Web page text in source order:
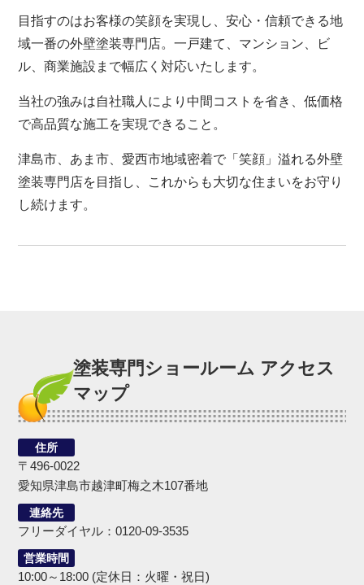
目指すのはお客様の笑顔を実現し、安心・信頼できる地
域一番の外壁塗装専門店。一戸建て、マンション、ビ
ル、商業施設まで幅広く対応いたします。
当社の強みは自社職人により中間コストを省き、低価格
で高品質な施工を実現できること。
津島市、あま市、愛西市地域密着で「笑顔」溢れる外壁
塗装専門店を目指し、これからも大切な住まいをお守り
し続けます。
塗装専門ショールーム アクセス
マップ
住所
〒496-0022
愛知県津島市越津町梅之木107番地
連絡先
フリーダイヤル：0120-09-3535
営業時間
10:00～18:00 (定休日：火曜・祝日)